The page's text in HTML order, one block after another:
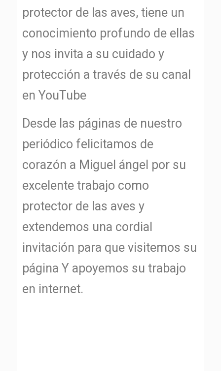
protector de las aves, tiene un
conocimiento profundo de ellas
y nos invita a su cuidado y
protección a través de su canal
en YouTube
Desde las páginas de nuestro
periódico felicitamos de
corazón a Miguel ángel por su
excelente trabajo como
protector de las aves y
extendemos una cordial
invitación para que visitemos su
página Y apoyemos su trabajo
en internet.